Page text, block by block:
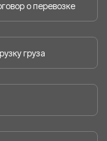
о перевозке
груза